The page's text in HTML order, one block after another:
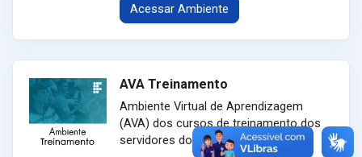
Acessar Ambiente
AVA Treinamento
Ambiente Virtual de Aprendizagem
(AVA) dos cursos de treinamento dos
servidores do IFSertãoPE.